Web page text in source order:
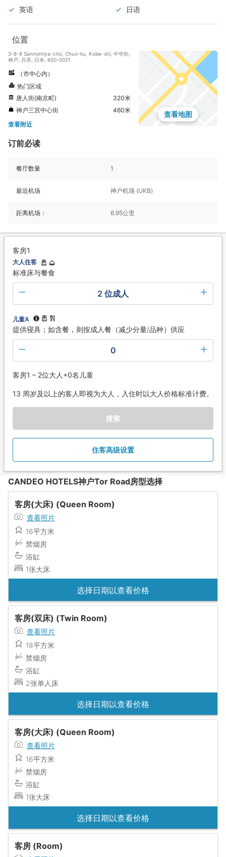
英语 日语
位置
3-8-8 Sannomiya-cho, Chuo-ku, Kobe-shi, 中华街,
神戸, 兵库, 日本, 650-0021
（市中心内）
热门区域
唐人街(南京町)
320米
神户三宫中心街
460米
查看附近
查看地图
订前必读
餐厅数量 1
最近机场 神户机场 (UKB)
距离机场： 6.95公里
客房1
大人住客
标准床与餐食
2 位成人
儿童A
提供寝具；如含餐，则按成人餐（减少分量/品种）供应
0
客房1 – 2位大人+0名儿童
13 周岁及以上的客人即视为大人，入住时以大人价格标准计费。
搜索
住客高级设置
CANDEO HOTELS神户Tor Road房型选择
客房(大床) (Queen Room)
查看照片
16平方米
禁烟房
浴缸
1张大床
选择日期以查看价格
客房(双床) (Twin Room)
查看照片
18平方米
禁烟房
浴缸
2张单人床
选择日期以查看价格
客房(大床) (Queen Room)
查看照片
16平方米
禁烟房
浴缸
1张大床
选择日期以查看价格
客房 (Room)